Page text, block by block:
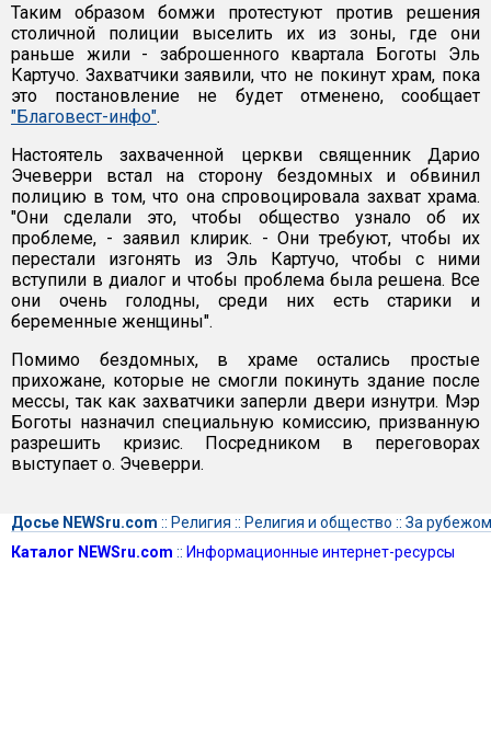
Таким образом бомжи протестуют против решения
столичной полиции выселить их из зоны, где они
раньше жили - заброшенного квартала Боготы Эль
Картучо. Захватчики заявили, что не покинут храм, пока
это постановление не будет отменено, сообщает
"Благовест-инфо".
Настоятель захваченной церкви священник Дарио
Эчеверри встал на сторону бездомных и обвинил
полицию в том, что она спровоцировала захват храма.
"Они сделали это, чтобы общество узнало об их
проблеме, - заявил клирик. - Они требуют, чтобы их
перестали изгонять из Эль Картучо, чтобы с ними
вступили в диалог и чтобы проблема была решена. Все
они очень голодны, среди них есть старики и
беременные женщины".
Помимо бездомных, в храме остались простые
прихожане, которые не смогли покинуть здание после
мессы, так как захватчики заперли двери изнутри. Мэр
Боготы назначил специальную комиссию, призванную
разрешить кризис. Посредником в переговорах
выступает о. Эчеверри.
Досье NEWSru.com :: Религия :: Религия и общество :: За рубежом
Каталог NEWSru.com :: Информационные интернет-ресурсы